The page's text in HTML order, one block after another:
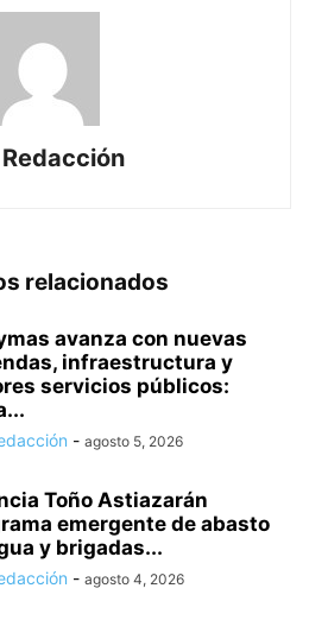
relacionados
avanza con nuevas
infraestructura y
servicios públicos:
- agosto 5, 2026
Toño Astiazarán
emergente de abasto
y brigadas...
- agosto 4, 2026